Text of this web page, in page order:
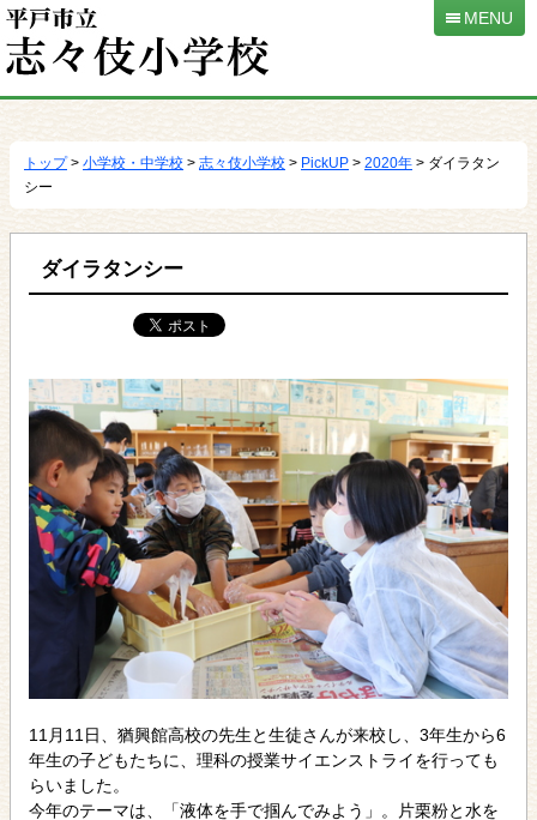
動
MENU
トップ> 小学校・中学校 > 志々伎小学校 > PickUP > 2020年 > ダイラタン
シー
ダイラタンシー
11月11日、猶興館高校の先生と生徒さんが来校し、3年生から6
年生の子どもたちに、理科の授業サイエンストライを行っても
らいました。
今年のテーマは、「液体を手で掴んでみよう」。片栗粉と水を